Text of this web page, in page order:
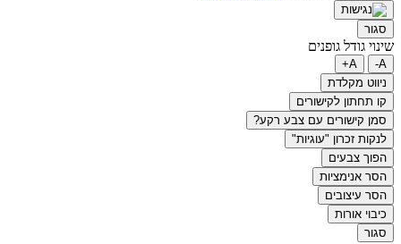
סגור
שינוי גודל גופנים
A-
A+
ניווט מקלדת
קו תחתון לקישורים
סמן קישורים עם צבע רקע?
לנקות זכרון "עוגיות"
הפוך צבעים
הסר אנימציות
הסר עיצובים
כיבוי אורות
סגור